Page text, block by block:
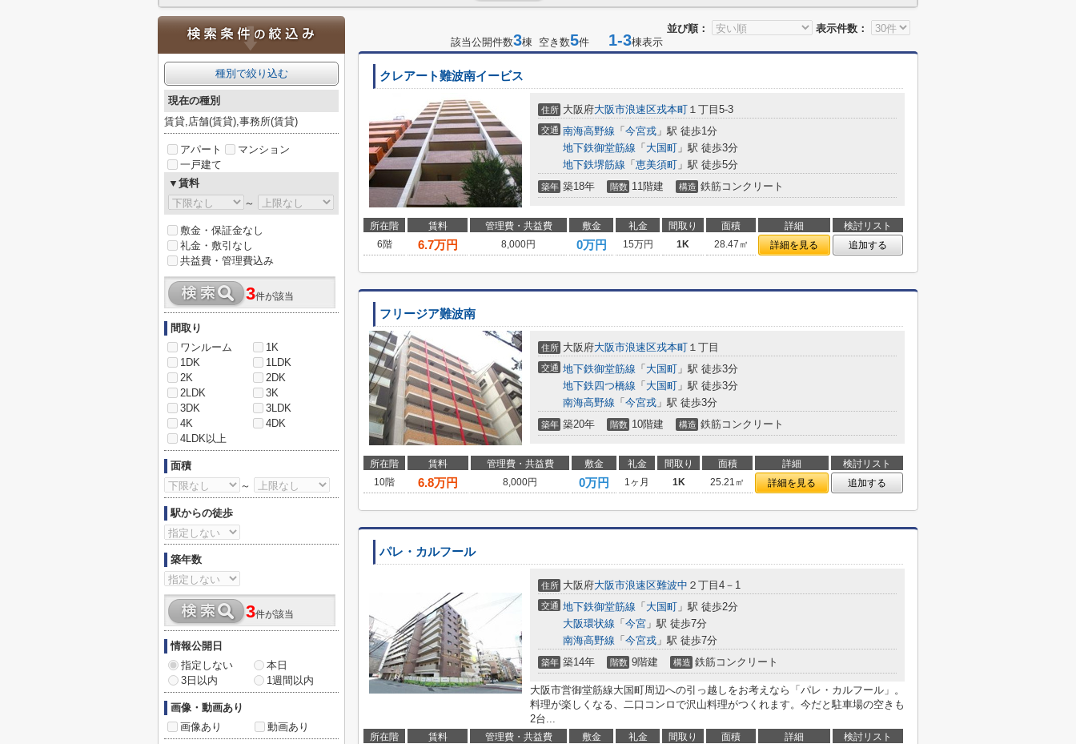
並び順：
表示件数：
該当公開件数3棟 空き数5件 1-3棟表示
クレアート難波南イービス
住所 大阪府大阪市浪速区戎本町 １丁目5-3
交通 南海高野線 「 今宮戎 」駅 徒歩1分
地下鉄御堂筋線 「 大国町 」駅 徒歩3分
地下鉄堺筋線 「 恵美須町 」駅 徒歩5分
築年 築18年 階数 11階建 構造 鉄筋コンクリート
所在階 賃料 管理費・共益費 敷金 礼金 間取り 面積 詳細
検討リスト
6階
6.7万円 8,000円 0万円 15万円 1K 28.47㎡ 詳細を見る 追加する
フリージア難波南
住所 大阪府大阪市浪速区戎本町 １丁目
交通 地下鉄御堂筋線 「 大国町 」駅 徒歩3分
地下鉄四つ橋線 「 大国町 」駅 徒歩3分
南海高野線 「 今宮戎 」駅 徒歩3分
築年 築20年 階数 10階建 構造 鉄筋コンクリート
所在階 賃料 管理費・共益費 敷金 礼金 間取り 面積 詳細
検討リスト
10階
6.8万円 8,000円 0万円 1ヶ月 1K 25.21㎡ 詳細を見る 追加する
パレ・カルフール
住所 大阪府大阪市浪速区難波中 ２丁目4－1
交通 地下鉄御堂筋線 「 大国町 」駅 徒歩2分
大阪環状線 「 今宮 」駅 徒歩7分
南海高野線 「 今宮戎 」駅 徒歩7分
築年 築14年 階数 9階建 構造 鉄筋コンクリート
大阪市営御堂筋線大国町周辺への引っ越しをお考えなら「パレ・カルフール」。
料理が楽しくなる、二口コンロで沢山料理がつくれます。今だと駐車場の空きも
2台...
所在階 賃料 管理費・共益費 敷金 礼金 間取り 面積 詳細
検討リスト
種別で絞り込む
現在の種別
賃貸,店舗(賃貸),事務所(賃貸)
アパート
マンション
一戸建て
▼賃料
～
敷金・保証金なし
礼金・敷引なし
共益費・管理費込み
3件が該当
間取り
ワンルーム
1K
1DK
1LDK
2K
2DK
2LDK
3K
3DK
3LDK
4K
4DK
4LDK以上
面積
～
駅からの徒歩
築年数
3件が該当
情報公開日
指定しない
本日
3日以内
1週間以内
画像・動画あり
画像あり
動画あり